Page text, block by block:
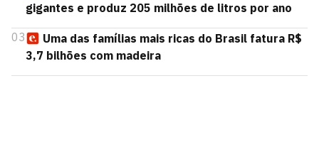
gigantes e produz 205 milhões de litros por ano
03
Uma das famílias mais ricas do Brasil fatura R$
3,7 bilhões com madeira